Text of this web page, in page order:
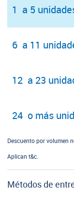
1 a 5
6 a 11
12 a 23
24 o más
Descuento por volumen
Aplican t&c.
Métodos de